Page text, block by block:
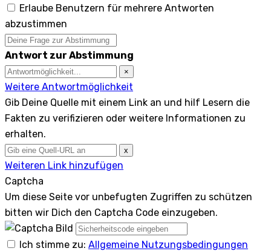
Erlaube Benutzern für mehrere Antworten
abzustimmen
Antwort zur Abstimmung
×
Weitere Antwortmöglichkeit
Gib Deine Quelle mit einem Link an und hilf Lesern die
Fakten zu verifizieren oder weitere Informationen zu
erhalten.
x
Weiteren Link hinzufügen
Captcha
Um diese Seite vor unbefugten Zugriffen zu schützen
bitten wir Dich den Captcha Code einzugeben.
Ich stimme zu: Allgemeine Nutzungsbedingungen